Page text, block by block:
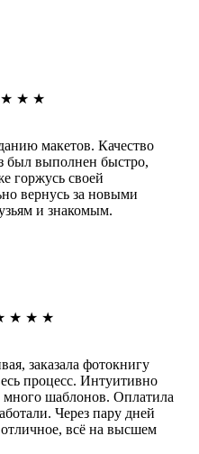
★ ★ ★
макетов. Качество
был выполнен быстро,
горжусь своей
вернусь за новыми
и знакомым.
★ ★ ★
заказала фотокнигу
процесс. Интуитивно
шаблонов. Оплатила
Через пару дней
отличное, всё на высшем